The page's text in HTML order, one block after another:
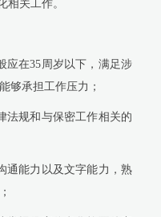
关工作。
在35周岁以下，满足涉
够承担工作压力；
规和与保密工作相关的
能力以及文字能力，熟